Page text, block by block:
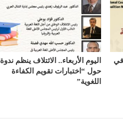
في
اليوم الأربعاء.. الائتلاف ينظم ندوة
حول “اختبارات تقويم الكفاءة
اللغوية”